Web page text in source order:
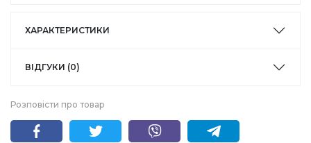
ХАРАКТЕРИСТИКИ
ВІДГУКИ (0)
Розповісти про товар